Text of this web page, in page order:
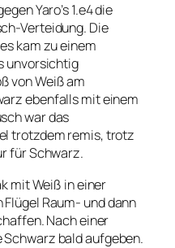
Yaro’s 1.e4 die
Verteidung. Die
kam zu einem
unvorsichtig
von Weiß am
ebenfalls mit einem
war das
trotzdem remis, trotz
für Schwarz.
mit Weiß in einer
Raum- und dann
Nach einer
bald aufgeben.